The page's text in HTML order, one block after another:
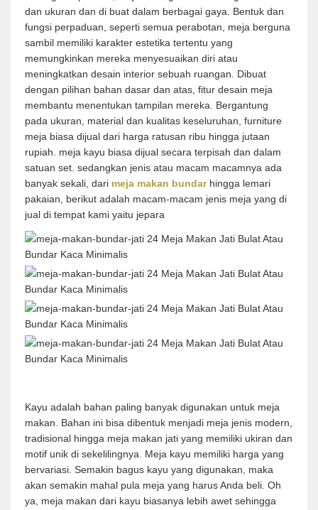
dan ukuran dan di buat dalam berbagai gaya. Bentuk dan
fungsi perpaduan, seperti semua perabotan, meja berguna
sambil memiliki karakter estetika tertentu yang
memungkinkan mereka menyesuaikan diri atau
meningkatkan desain interior sebuah ruangan. Dibuat
dengan pilihan bahan dasar dan atas, fitur desain meja
membantu menentukan tampilan mereka. Bergantung
pada ukuran, material dan kualitas keseluruhan, furniture
meja biasa dijual dari harga ratusan ribu hingga jutaan
rupiah. meja kayu biasa dijual secara terpisah dan dalam
satuan set. sedangkan jenis atau macam macamnya ada
banyak sekali, dari meja makan bundarhingga lemari
pakaian, berikut adalah macam-macam jenis meja yang di
jual di tempat kami yaitu jepara
Kayu adalah bahan paling banyak digunakan untuk meja
makan. Bahan ini bisa dibentuk menjadi meja jenis modern,
tradisional hingga meja makan jati yang memiliki ukiran dan
motif unik di sekelilingnya. Meja kayu memiliki harga yang
bervariasi. Semakin bagus kayu yang digunakan, maka
akan semakin mahal pula meja yang harus Anda beli. Oh
ya, meja makan dari kayu biasanya lebih awet sehingga